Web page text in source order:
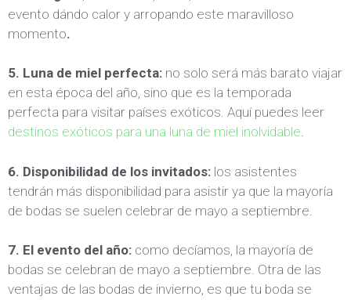
evento dándo calor y arropando este maravilloso
momento.
5. Luna de miel perfecta: no solo será más barato viajar
en esta época del año, sino que es la temporada
perfecta para visitar países exóticos. Aquí puedes leer
destinos exóticos para una luna de miel inolvidable.
6. Disponibilidad de los invitados: los asistentes
tendrán más disponibilidad para asistir ya que la mayoría
de bodas se suelen celebrar de mayo a septiembre.
7. El evento del año: como decíamos, la mayoría de
bodas se celebran de mayo a septiembre. Otra de las
ventajas de las bodas de invierno, es que tu boda se